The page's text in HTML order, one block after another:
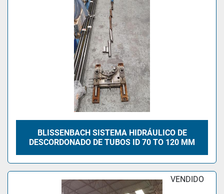
BLISSENBACH SISTEMA HIDRÁULICO DE
DESCORDONADO DE TUBOS ID 70 TO 120 MM
VENDIDO